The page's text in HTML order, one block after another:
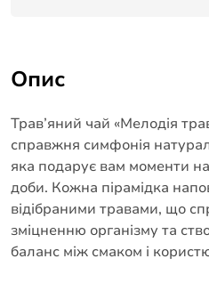
Опис
Трав’яний чай «Мелодія
справжня симфонія
яка подарує вам моменти
доби. Кожна пірамідка
відібраними травами, що
зміцненню організму та
баланс між смаком і